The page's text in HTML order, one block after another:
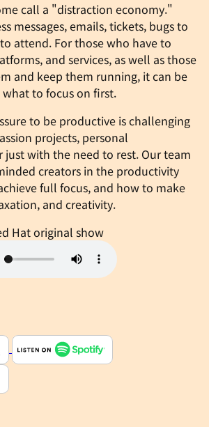
call a "distraction economy."
messages, emails, tickets, bugs to
attend. For those who have to
and services, as well as those
and keep them running, it can be
to focus on first.
to be productive is challenging
projects, personal
just with the need to rest. Our team
creators in the productivity
full focus, and how to make
and creativity.
Hat original show